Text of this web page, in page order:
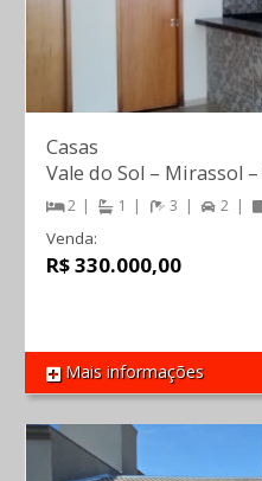
REF 823
Casas
Vale do Sol – Mirassol –
2 1 3 2
Venda:
R$ 330.000,00
Mais informações